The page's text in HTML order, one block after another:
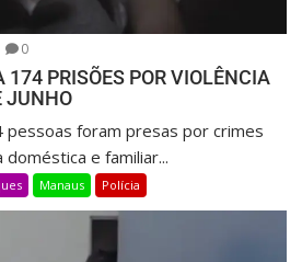
0
174 PRISÕES POR VIOLÊNCIA
JUNHO
pessoas foram presas por crimes
doméstica e familiar...
Manaus Polícia